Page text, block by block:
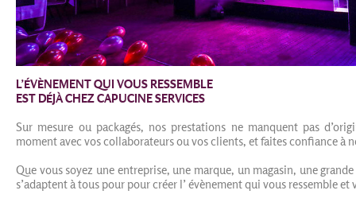
L’ÉVÈNEMENT QUI VOUS RESSEMBLE
EST DÉJÀ CHEZ CAPUCINE SERVICES
Sur mesure ou packagés, nos prestations ne manquent pas
moment avec vos collaborateurs ou vos clients, et faites confiance à
Que vous soyez une entreprise, une marque, un magasin, une
s’adaptent à tous pour pour créer l’ évènement qui vous ressemble et